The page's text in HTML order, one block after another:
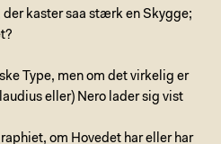
kaster saa stærk en Skygge;
Type, men om det virkelig er
eller) Nero lader sig vist
om Hovedet har eller har